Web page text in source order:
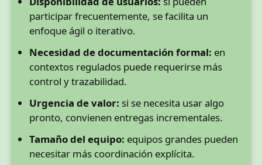
participar frecuentemente, se facilita un
enfoque ágil o iterativo.
Necesidad de documentación formal: en
contextos regulados puede requerirse más
control y trazabilidad.
Urgencia de valor: si se necesita usar algo
pronto, convienen entregas incrementales.
Tamaño del equipo: equipos grandes pueden
necesitar más coordinación explícita.